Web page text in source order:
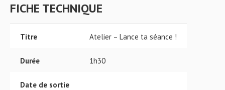
FICHE TECHNIQUE
Titre Atelier – Lance ta séance !
Durée 1h30
Date de sortie